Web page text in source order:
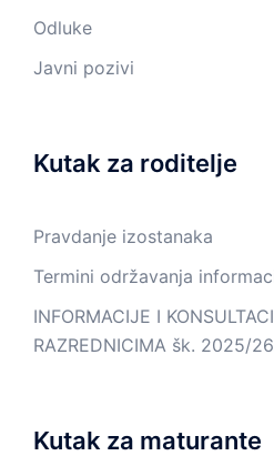
Odluke
Javni pozivi
Kutak za roditelje
Pravdanje izostanaka
Termini održavanja
INFORMACIJE I
RAZREDNICIMA šk. 2025/
Kutak za maturante